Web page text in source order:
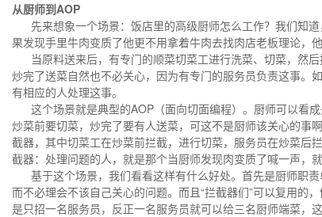
从厨师到AOP
先来想象一个场景：饭店里的高级厨师怎么工作？我们知
果发现手里牛肉变质了他更不用拿着牛肉去找肉店老板理论，
当原料送来后，有专门的顺菜切菜工进行洗菜、切菜，然后
炒完了送菜自然也不必关心，因为有专门的服务员负责这事。
有相应的人处理这事。
这个场景就是典型的AOP（面向切面编程）。厨师可以看成
炒菜前要切菜，炒完了要有人送菜，可这不是厨师该关心的事
截器，其中切菜工在炒菜前拦截，进行切菜，服务员在炒菜后
截器：处理问题的人，就是那个当厨师发现肉变质了喊一声，就
基于这个场景，我们看看这样有什么好处。首先是厨师职责
而不必理会不该自己关心的问题。而且“拦截器们”可以复用的
是只招一名服务员，反正一名服务员就可以给三名厨师端菜，